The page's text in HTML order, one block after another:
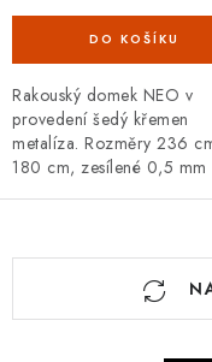
Rakouský domek NEO v
provedení šedý křemen
metalíza. Rozměry 236
180 cm, zesílené 0,5 mm